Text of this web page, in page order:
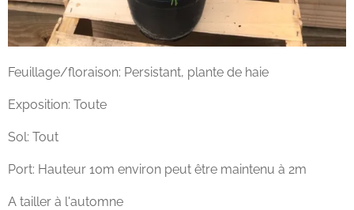
Feuillage/floraison: Persistant, plante de haie
Exposition: Toute
Sol: Tout
Port: Hauteur 10m environ peut être maintenu à 2m
A tailler à l'automne